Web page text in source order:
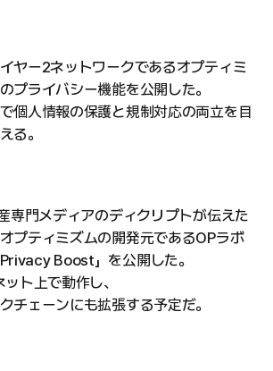
ヤー2ネットワークであるオプティミ
プライバシー機能を公開した。
個人情報の保護と規制対応の両立を目
る。
専門メディアのディクリプトが伝えた
プティミズムの開発元であるOPラボ
Boost」を公開した。
ト上で動作し、
チェーンにも拡張する予定だ。